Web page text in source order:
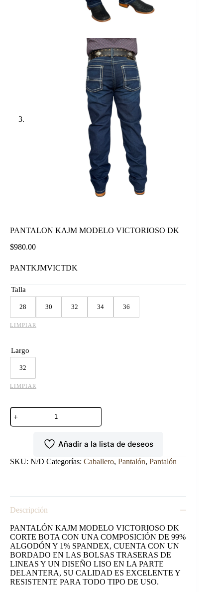
PANTALON KAJM MODELO VICTORIOSO DK
$980.00
PANTKJMVICTDK
Talla
28 30 32 34 36
LIMPIAR
Largo
32
LIMPIAR
PANTALON
KAJM
MODELO
Añadir a la lista de deseos
SKU: N/D Categorías: Caballero, Pantalón, Pantalón
Descripción
PANTALÓN KAJM MODELO VICTORIOSO DK
CORTE BOTA CON UNA COMPOSICIÓN DE 99%
ALGODÓN Y 1% SPANDEX, CUENTA CON UN
BORDADO EN LAS BOLSAS TRASERAS DE
LINEAS Y UN DISEÑO LISO EN LA PARTE
DELANTERA, SU CALIDAD ES EXCELENTE Y
RESISTENTE PARA TODO TIPO DE USO.